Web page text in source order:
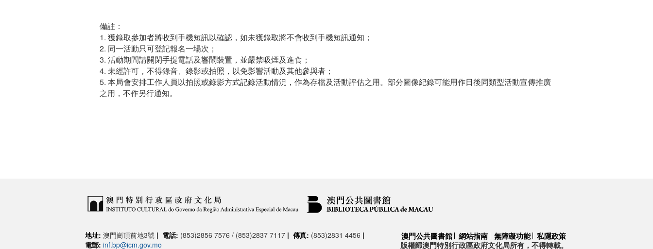
備註：
1. 獲錄取參加者將收到手機短訊以確認，如未獲錄取將不會收到手機短訊通知；
2. 同一活動只可登記報名一場次；
3. 活動期間請關閉手提電話及響鬧裝置，並嚴禁吸煙及進食；
4. 未經許可，不得錄音、錄影或拍照，以免影響活動及其他參與者；
5. 本局會安排工作人員以拍照或錄影方式記錄活動情況，作為存檔及活動評估之用。部分圖像紀錄可能用作日後同類型活動宣傳推廣
之用，不作另行通知。
地址: 澳門崗頂前地3號 | 電話: (853)2856 7576 / (853)2837 7117 | 傳真: (853)2831 4456 |
電郵: inf.bp@icm.gov.mo
澳門公共圖書館 網站指南 無障礙功能 私隱政策
版權歸澳門特別行政區政府文化局所有，不得轉載。